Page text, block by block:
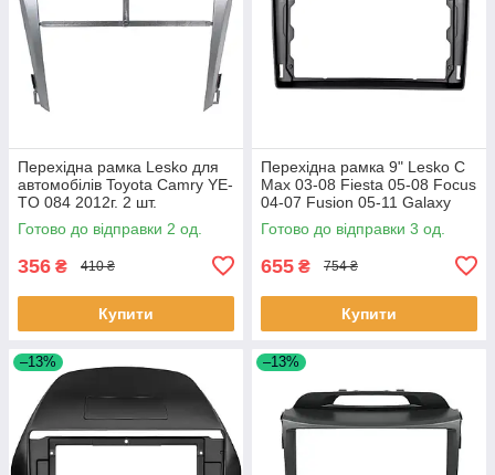
Перехідна рамка Lesko для
автомобілів Toyota Camry YE-
TO 084 2012г. 2 шт.
Готово до відправки 2 од.
356 ₴ 410 ₴
Купити
Перехідна рамка 9" Lesko C
Max 03-08 Fiesta 05-08 Focus
04-07 Fusion 05-11 Galaxy
06-08 Kuga 08-12 1 шт.
Готово до відправки 3 од.
655 ₴ 754 ₴
Купити
–13% –13%